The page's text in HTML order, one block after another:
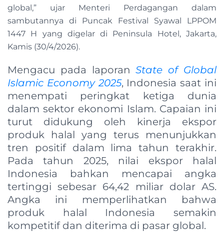
global,” ujar Menteri Perdagangan dalam
sambutannya di Puncak Festival Syawal LPPOM
1447 H yang digelar di Peninsula Hotel, Jakarta,
Kamis (30/4/2026).
Mengacu pada laporanState of Global
Islamic Economy 2025, Indonesia saat ini
menempati peringkat ketiga dunia
dalam sektor ekonomi Islam. Capaian ini
turut didukung oleh kinerja ekspor
produk halal yang terus menunjukkan
tren positif dalam lima tahun terakhir.
Pada tahun 2025, nilai ekspor halal
Indonesia bahkan mencapai angka
tertinggi sebesar 64,42 miliar dolar AS.
Angka ini memperlihatkan bahwa
produk halal Indonesia semakin
kompetitif dan diterima di pasar global.